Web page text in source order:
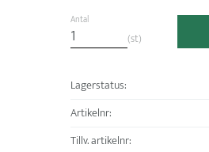
Antal
st
Lagerstatus
Artikelnr
Tillv. artikelnr